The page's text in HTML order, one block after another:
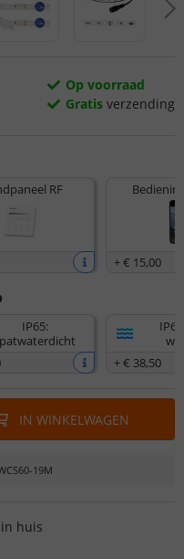
RF
+€ 15,00
IP65:
+€ 38,50
Op voorraad
Gratis verzending
IN WINKELWAGEN
19M
in huis